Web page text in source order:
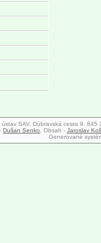
ústav SAV, Dúbravská cesta 9,
Dušan Senko , Obsah - Jaroslav
Generované